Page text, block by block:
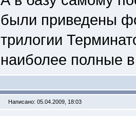
были приведены
трилогии
наиболее полные
Написано: 05.04.2009, 18:03